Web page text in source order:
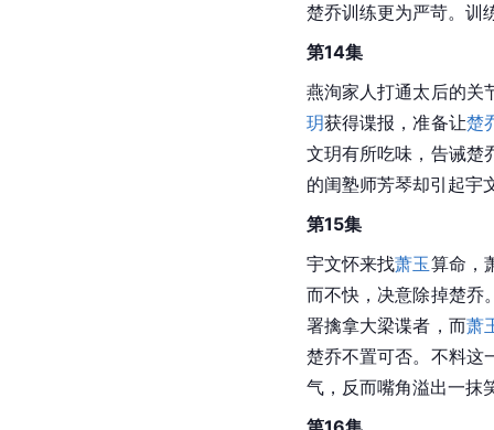
楚乔训练更为严苛。训
第14集
燕洵家人打通太后的关
玥获得谍报，准备让楚
文玥有所吃味，告诫楚
的闺塾师芳琴却引起宇
第15集
宇文怀来找萧玉算命，
而不快，决意除掉楚乔
署擒拿大梁谍者，而萧
楚乔不置可否。不料这
气，反而嘴角溢出一抹